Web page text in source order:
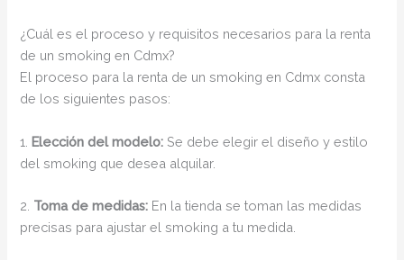
¿Cuál es el proceso y requisitos necesarios para la renta
de un smoking en Cdmx?
El proceso para la renta de un smoking en Cdmx consta
de los siguientes pasos:
1. Elección del modelo: Se debe elegir el diseño y estilo
del smoking que desea alquilar.
2. Toma de medidas: En la tienda se toman las medidas
precisas para ajustar el smoking a tu medida.